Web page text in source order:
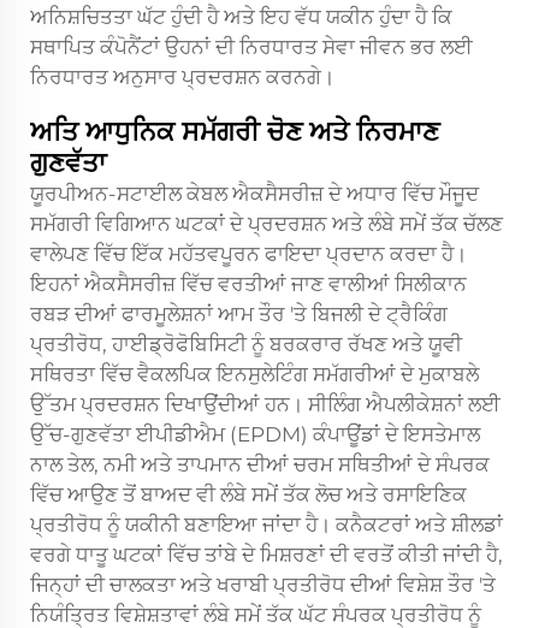
ਅਨਿਸ਼ਚਿਤਤਾ ਘੱਟ ਹੁੰਦੀ ਹੈ ਅਤੇ ਇਹ ਵੱਧ ਯਕੀਨ ਹੁੰਦਾ ਹੈ ਕਿ
ਸਥਾਪਿਤ ਕੰਪੋਨੈਂਟਾਂ ਉਹਨਾਂ ਦੀ ਨਿਰਧਾਰਤ ਸੇਵਾ ਜੀਵਨ ਭਰ ਲਈ
ਨਿਰਧਾਰਤ ਅਨੁਸਾਰ ਪ੍ਰਦਰਸ਼ਨ ਕਰਨਗੇ।
ਅਤਿ ਆਧੁਨਿਕ ਸਮੱਗਰੀ ਚੋਣ ਅਤੇ ਨਿਰਮਾਣ
ਗੁਣਵੱਤਾ
ਯੂਰਪੀਅਨ-ਸਟਾਈਲ ਕੇਬਲ ਐਕਸੈਸਰੀਜ਼ ਦੇ ਅਧਾਰ ਵਿੱਚ ਮੌਜੂਦ
ਸਮੱਗਰੀ ਵਿਗਿਆਨ ਘਟਕਾਂ ਦੇ ਪ੍ਰਦਰਸ਼ਨ ਅਤੇ ਲੰਬੇ ਸਮੇਂ ਤੱਕ ਚੱਲਣ
ਵਾਲੇਪਣ ਵਿੱਚ ਇੱਕ ਮਹੱਤਵਪੂਰਨ ਫਾਇਦਾ ਪ੍ਰਦਾਨ ਕਰਦਾ ਹੈ।
ਇਹਨਾਂ ਐਕਸੈਸਰੀਜ਼ ਵਿੱਚ ਵਰਤੀਆਂ ਜਾਣ ਵਾਲੀਆਂ ਸਿਲੀਕਾਨ
ਰਬੜ ਦੀਆਂ ਫਾਰਮੂਲੇਸ਼ਨਾਂ ਆਮ ਤੌਰ 'ਤੇ ਬਿਜਲੀ ਦੇ ਟ੍ਰੈਕਿੰਗ
ਪ੍ਰਤੀਰੋਧ, ਹਾਈਡ੍ਰੋਫੋਬਿਸਿਟੀ ਨੂੰ ਬਰਕਰਾਰ ਰੱਖਣ ਅਤੇ ਯੂਵੀ
ਸਥਿਰਤਾ ਵਿੱਚ ਵੈਕਲਪਿਕ ਇਨਸੁਲੇਟਿੰਗ ਸਮੱਗਰੀਆਂ ਦੇ ਮੁਕਾਬਲੇ
ਉੱਤਮ ਪ੍ਰਦਰਸ਼ਨ ਦਿਖਾਉਂਦੀਆਂ ਹਨ। ਸੀਲਿੰਗ ਐਪਲੀਕੇਸ਼ਨਾਂ ਲਈ
ਉੱਚ-ਗੁਣਵੱਤਾ ਈਪੀਡੀਐਮ (EPDM) ਕੰਪਾਊਂਡਾਂ ਦੇ ਇਸਤੇਮਾਲ
ਨਾਲ ਤੇਲ, ਨਮੀ ਅਤੇ ਤਾਪਮਾਨ ਦੀਆਂ ਚਰਮ ਸਥਿਤੀਆਂ ਦੇ ਸੰਪਰਕ
ਵਿੱਚ ਆਉਣ ਤੋਂ ਬਾਅਦ ਵੀ ਲੰਬੇ ਸਮੇਂ ਤੱਕ ਲੋਚ ਅਤੇ ਰਸਾਇਣਿਕ
ਪ੍ਰਤੀਰੋਧ ਨੂੰ ਯਕੀਨੀ ਬਣਾਇਆ ਜਾਂਦਾ ਹੈ। ਕਨੈਕਟਰਾਂ ਅਤੇ ਸ਼ੀਲਡਾਂ
ਵਰਗੇ ਧਾਤੂ ਘਟਕਾਂ ਵਿੱਚ ਤਾਂਬੇ ਦੇ ਮਿਸ਼ਰਣਾਂ ਦੀ ਵਰਤੋਂ ਕੀਤੀ ਜਾਂਦੀ ਹੈ,
ਜਿਨ੍ਹਾਂ ਦੀ ਚਾਲਕਤਾ ਅਤੇ ਖਰਾਬੀ ਪ੍ਰਤੀਰੋਧ ਦੀਆਂ ਵਿਸ਼ੇਸ਼ ਤੌਰ 'ਤੇ
ਨਿਯੰਤ੍ਰਿਤ ਵਿਸ਼ੇਸ਼ਤਾਵਾਂ ਲੰਬੇ ਸਮੇਂ ਤੱਕ ਘੱਟ ਸੰਪਰਕ ਪ੍ਰਤੀਰੋਧ ਨੂੰ